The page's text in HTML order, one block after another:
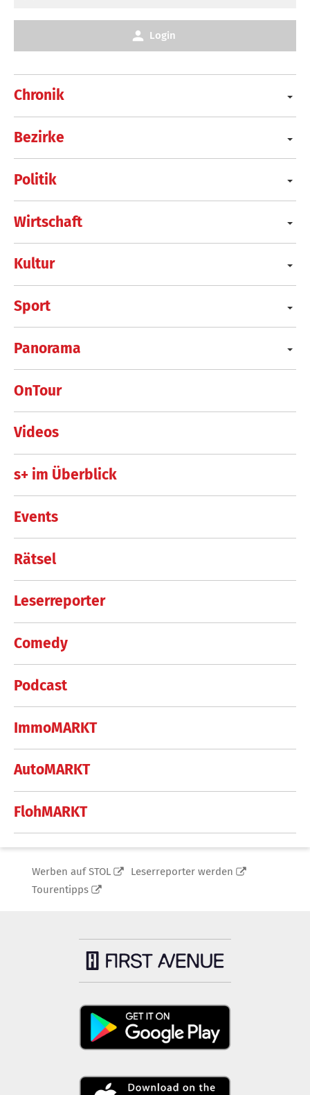
Chronik
Bezirke
Politik
Wirtschaft
Kultur
Sport
Panorama
OnTour
Videos
s+ im Überblick
Events
Rätsel
Leserreporter
Comedy
Podcast
ImmoMARKT
AutoMARKT
FlohMARKT
Login
Werben auf STOL
Leserreporter werden
Tourentipps